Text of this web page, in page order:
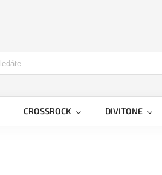
CROSSROCK DIVITONE